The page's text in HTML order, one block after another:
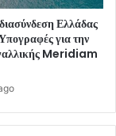
Ελλάδας
για την
Meridiam